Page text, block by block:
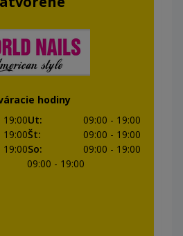
hodiny
19:00Ut: 09:00 - 19:00
19:00Št: 09:00 - 19:00
19:00So: 09:00 - 19:00
09:00 - 19:00